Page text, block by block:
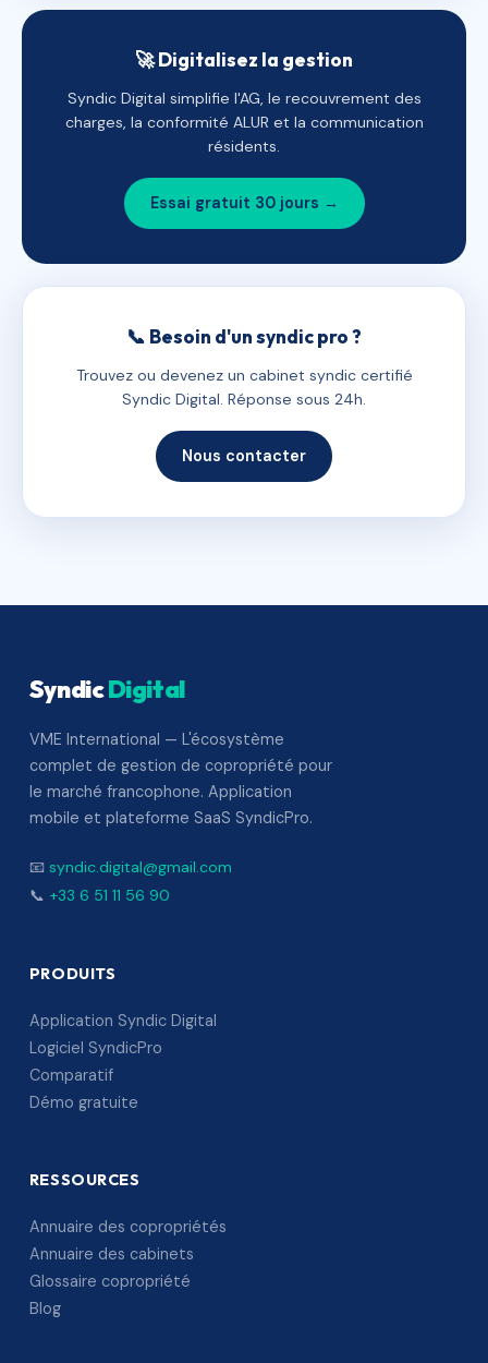
🚀 Digitalisez la gestion
Syndic Digital simplifie l'AG, le recouvrement des
charges, la conformité ALUR et la communication
résidents.
Essai gratuit 30 jours →
📞 Besoin d'un syndic pro ?
Trouvez ou devenez un cabinet syndic certifié
Syndic Digital. Réponse sous 24h.
Nous contacter
SyndicDigital
VME International — L'écosystème
complet de gestion de copropriété pour
le marché francophone. Application
mobile et plateforme SaaS SyndicPro.
📧 syndic.digital@gmail.com
📞 +33 6 51 11 56 90
PRODUITS
Application Syndic Digital
Logiciel SyndicPro
Comparatif
Démo gratuite
RESSOURCES
Annuaire des copropriétés
Annuaire des cabinets
Glossaire copropriété
Blog